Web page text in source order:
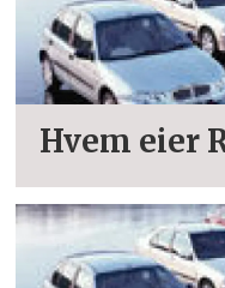
Hvem eier